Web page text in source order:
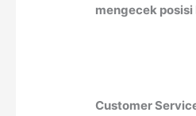
mengecek
Customer